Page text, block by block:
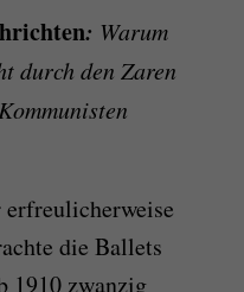
: Warum
durch den Zaren
erfreulicherweise
die Ballets
1910 zwanzig